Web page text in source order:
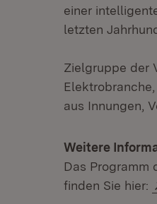
einer
letzten
Zielgruppe der
aus Innungen,
Weitere
Das Programm
finden Sie hier: